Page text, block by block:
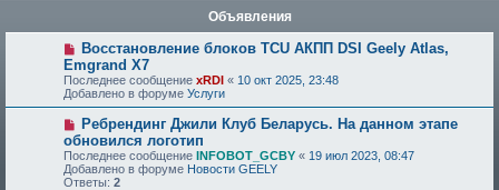
Объявления
Восстановление блоков TCU АКПП DSI Geely Atlas,
Emgrand X7
Последнее сообщение xRDI « 10 окт 2025, 23:48
Добавлено в форуме Услуги
Ребрендинг Джили Клуб Беларусь. На данном этапе
обновился логотип
Последнее сообщение INFOBOT_GCBY « 19 июл 2023, 08:47
Добавлено в форуме Новости GEELY
Ответы: 2